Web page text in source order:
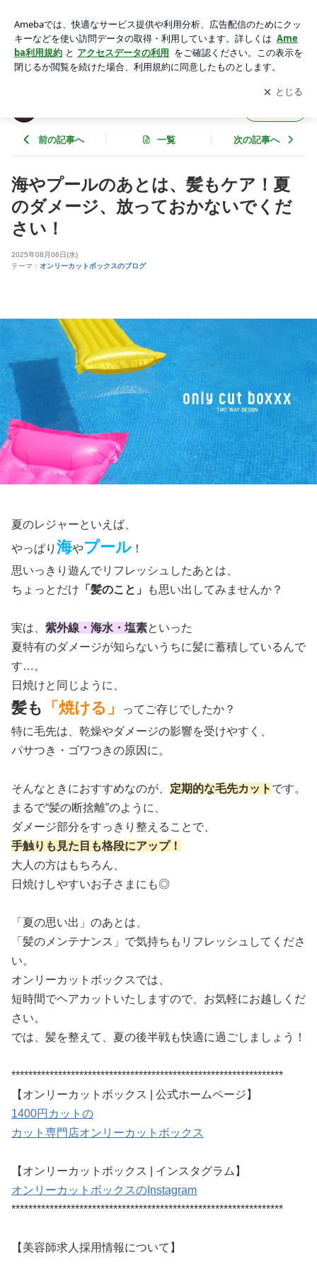
いでください！ | ヘアカット専門店のオンリーカットボックス
アプリをダウンロードして ブログの更新通知
を受け取りまし
ょう。
開く
前の記事へ 一覧 次の記事へ
海やプールのあとは、髪もケア！夏
のダメージ、放っておかないでくだ
さい！
2025年08月06日(水)
テーマ： オンリーカットボックスのブログ
夏のレジャーといえば、
やっぱり 海やプール ！
思いっきり遊んでリフレッシュしたあとは、
ちょっとだけ 「髪のこと」 も思い出してみませんか？
実は、 紫外線・海水・塩素といった
夏特有のダメージが知らないうちに髪に蓄積しているんで
す…。
日焼けと同じように、
髪も 「焼ける」
ってご存じでしたか？
特に毛先は、乾燥やダメージの影響を受けやすく、
パサつき・ゴワつきの原因に。
そんなときにおすすめなのが、 定期的な毛先カット です。
まるで“髪の断捨離”のように、
ダメージ部分をすっきり整えることで、
手触りも見た目も格段にアップ！
大人の方はもちろん、
日焼けしやすいお子さまにも◎
「夏の思い出」のあとは、
「髪のメンテナンス」で気持ちもリフレッシュしてくださ
い。
オンリーカットボックスでは、
短時間でヘアカットいたしますので、お気軽にお越しくだ
さい。
では、髪を整えて、夏の後半戦も快適に過ごしましょう！
****************************************************************
【オンリーカットボックス | 公式ホームページ】
1400円カットの
カット専門店オンリーカットボックス
【オンリーカットボックス | インスタグラム】
オンリーカットボックスのInstagram
****************************************************************
【美容師求人採用情報について】